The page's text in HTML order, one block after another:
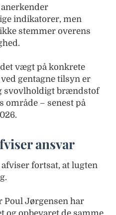
indikatorer, men
stemmer overens
vægt på konkrete
gentagne tilsyn er
svovlholdigt brændstof
område – senest på
ansvar
afviser fortsat, at lugten
Poul Jørgensen har